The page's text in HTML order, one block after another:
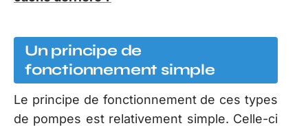
Un principe de
fonctionnement simple
Le principe de fonctionnement de ces types
de pompes est relativement simple. Celle-ci